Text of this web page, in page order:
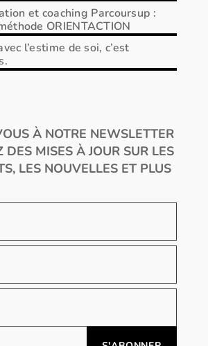
et coaching Parcoursup :
ORIENTACTION
l’estime de soi, c’est
À NOTRE NEWSLETTER
DES MISES À JOUR SUR LES
LES NOUVELLES ET PLUS